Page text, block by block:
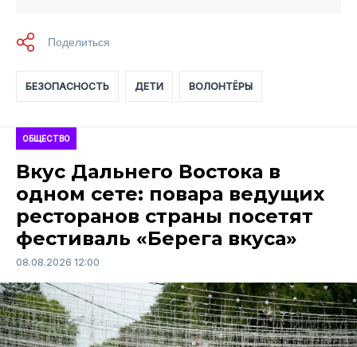
БЕЗОПАСНОСТЬ ДЕТИ ВОЛОНТЁРЫ
ОБЩЕСТВО
Вкус Дальнего Востока в
одном сете: повара ведущих
ресторанов страны посетят
фестиваль «Берега вкуса»
08.08.2026 12:00